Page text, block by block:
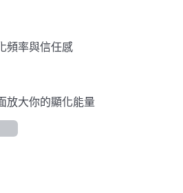
頻率與信任感
放大你的顯化能量